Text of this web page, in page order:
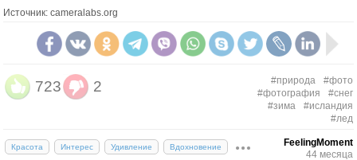
Источник: cameralabs.org
723 2 #природа
#фото
#фотография
#снег
#зима
#исландия
#лед
Красота Интерес Удивление Вдохновение
FeelingMoment
44 месяца